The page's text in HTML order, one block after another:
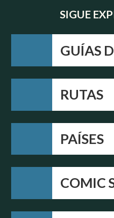
SIGUE
GUÍAS
RUTAS
PAÍSES
COMIC